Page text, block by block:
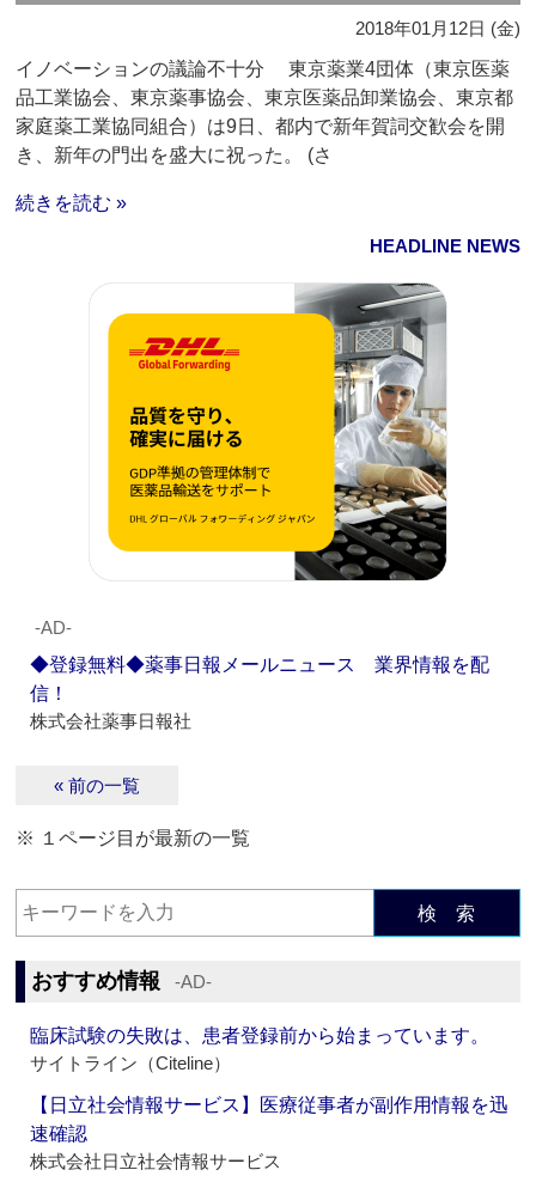
2018年01月12日 (金)
イノベーションの議論不十分 東京薬業4団体（東京医薬
品工業協会、東京薬事協会、東京医薬品卸業協会、東京都
家庭薬工業協同組合）は9日、都内で新年賀詞交歓会を開
き、新年の門出を盛大に祝った。 (さ
続きを読む »
HEADLINE NEWS
‐AD‐
◆登録無料◆薬事日報メールニュース 業界情報を配
信！
株式会社薬事日報社
« 前の一覧
※ １ページ目が最新の一覧
検 索
おすすめ情報 ‐AD‐
臨床試験の失敗は、患者登録前から始まっています。
サイトライン（Citeline）
【日立社会情報サービス】医療従事者が副作用情報を迅
速確認
株式会社日立社会情報サービス